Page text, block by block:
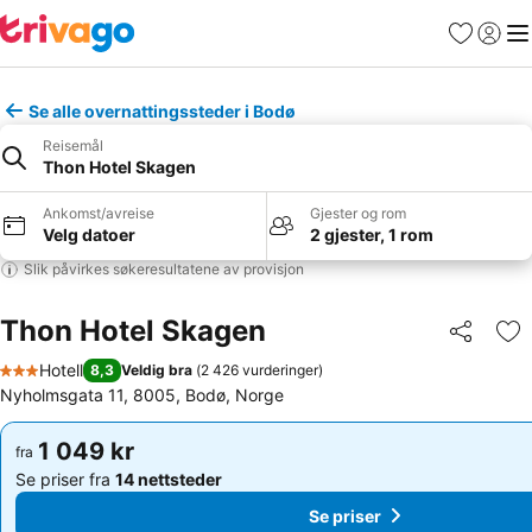
Favoritter
Logg
Se alle overnattingssteder i Bodø
Reisemål
Thon Hotel Skagen
Ankomst/avreise
Velg datoer
Gjester og rom
2 gjester, 1 rom
Slik påvirkes søkeresultatene av provisjon
Thon Hotel Skagen Del
3 Stjerner
Hotell 8,3 Veldig bra (2 426 vurderinger)
Nyholmsgata 11, 8005, Bodø, Norge
fra 1 049 kr
Se priser fra 14 nettsteder
fra 1 049 kr
Se priser fra 14 nettsteder
Se priser